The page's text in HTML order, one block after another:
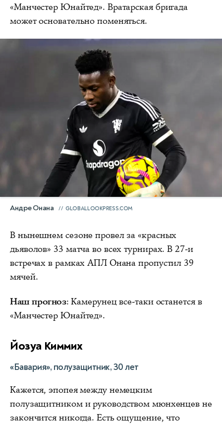
«Манчестер Юнайтед». Вратарская бригада
может основательно поменяться.
Андре Онана GLOBALLOOKPRESS.COM
В нынешнем сезоне провел за «красных
дьяволов» 33 матча во всех турнирах. В 27-и
встречах в рамках АПЛ Онана пропустил 39
мячей.
Наш прогноз: Камерунец все-таки останется в
«Манчестер Юнайтед».
Йозуа Киммих
«Бавария», полузащитник, 30 лет
Кажется, эпопея между немецким
полузащитником и руководством мюнхенцев не
закончится никогда. Есть ощущение, что